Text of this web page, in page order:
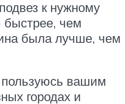
к нужному
быстрее, чем
была лучше, чем
вашим
городах и